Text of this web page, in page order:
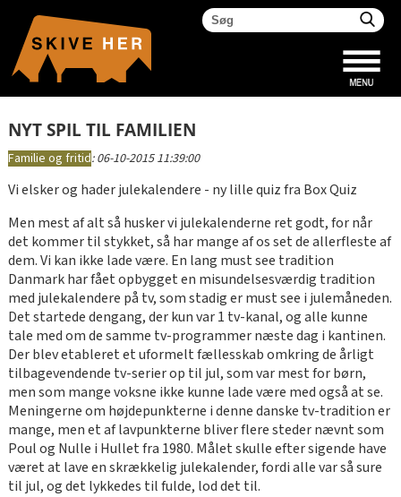
NYT SPIL TIL FAMILIEN
Familie og fritid:06-10-2015 11:39:00
Vi elsker og hader julekalendere - ny lille quiz fra Box Quiz
Men mest af alt så husker vi julekalenderne ret godt, for når
det kommer til stykket, så har mange af os set de allerfleste af
dem. Vi kan ikke lade være. En lang must see tradition
Danmark har fået opbygget en misundelsesværdig tradition
med julekalendere på tv, som stadig er must see i julemåneden.
Det startede dengang, der kun var 1 tv-kanal, og alle kunne
tale med om de samme tv-programmer næste dag i kantinen.
Der blev etableret et uformelt fællesskab omkring de årligt
tilbagevendende tv-serier op til jul, som var mest for børn,
men som mange voksne ikke kunne lade være med også at se.
Meningerne om højdepunkterne i denne danske tv-tradition er
mange, men et af lavpunkterne bliver flere steder nævnt som
Poul og Nulle i Hullet fra 1980. Målet skulle efter sigende have
været at lave en skrækkelig julekalender, fordi alle var så sure
til jul, og det lykkedes til fulde, lod det til.